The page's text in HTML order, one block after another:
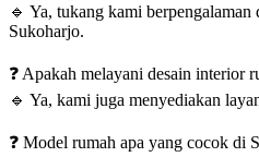
🔹 Ya, tukang kami
Sukoharjo.
❓ Apakah melayani desain interior
🔹 Ya, kami juga menyediakan
❓ Model rumah apa yang cocok di